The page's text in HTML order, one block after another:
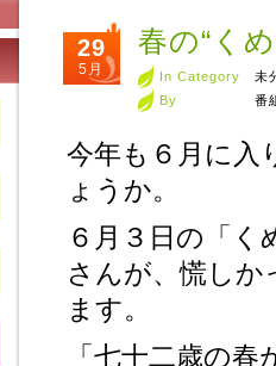
29
5月
春の“く
In Category
未
By
番
今年も６月に入
ょうか。
６月３日の「
さんが、慌しか
ます。
「七十二歳の